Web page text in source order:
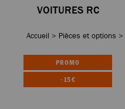
VOITURES RC
Accueil > Pièces et options >
PROMO
-15€